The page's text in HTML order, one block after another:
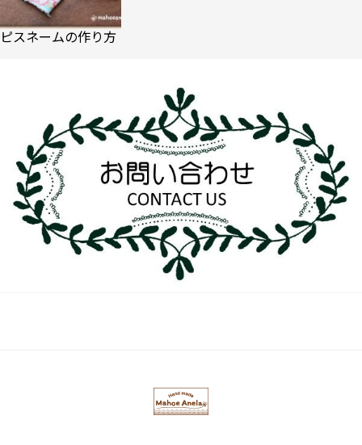
ピスネームの作り方